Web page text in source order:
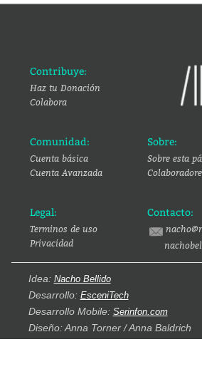
Contribuye:
Haz tu Donación
Colabora
Comunidad:
Cuenta básica
Cuenta Avanzada
Sobre:
Sobre esta
Legal:
Terminos de uso
Privacidad
Contacto:
Idea: Nacho Bellido
Desarrollo: EsceniTech
Desarrollo Mobile: Serinfon.com
Diseño: Anna Torner / Anna Baldrich